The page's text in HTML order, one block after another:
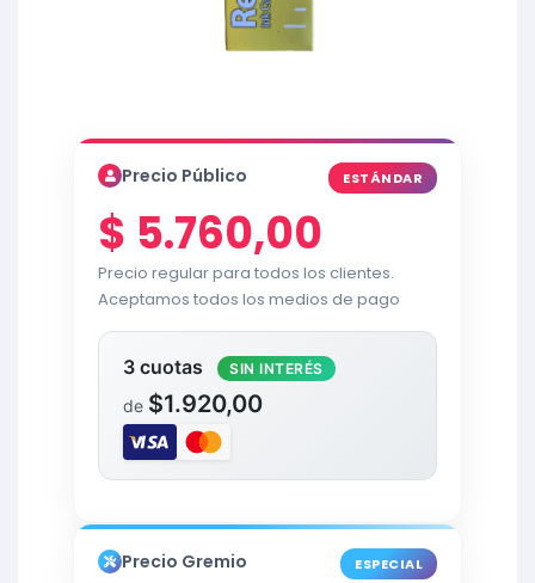
Precio Público ESTÁNDAR
$ 5.760,00
Precio regular para todos los clientes.
Aceptamos todos los medios de pago
3 cuotas SIN INTERÉS
de $1.920,00
Precio Gremio ESPECIAL